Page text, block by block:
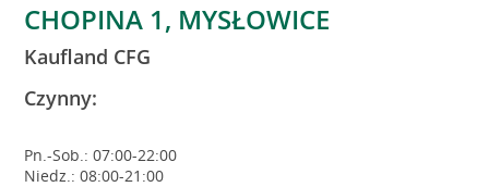
CHOPINA 1, MYSŁOWICE
Kaufland CFG
Czynny:
Pn.-Sob.: 07:00-22:00
Niedz.: 08:00-21:00